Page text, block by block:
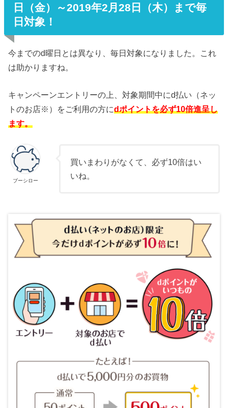
日（金）～2019年2月28日（木）まで毎
日対象！
今までのd曜日とは異なり、毎日対象になりました。これ
は助かりますね。
キャンペーンエントリーの上、対象期間中にd払い（ネッ
トのお店※）をご利用の方にdポイントを必ず10倍進呈し
ます。
ブーシロー
買いまわりがなくて、必ず10倍はい
いね。